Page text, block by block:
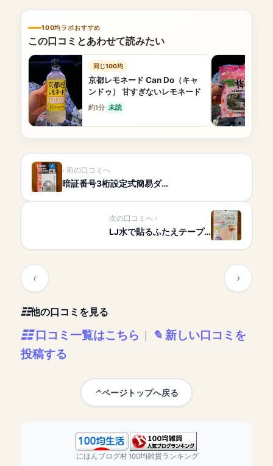
100均ラボおすすめ
この口コミとあわせて読みたい
同じ100均
京都レモネード Can Do（キャ
ンドゥ） 甘すぎないレモネード
約1分 未読
前の口コミへ
暗証番号3桁設定式簡易ダ…
次の口コミへ
LJ水で貼るふたえテープ…
他の口コミを見る
口コミ一覧はこちら
新しい口コミを
投稿する
ページトップへ戻る
にほんブログ村100均雑貨ランキング